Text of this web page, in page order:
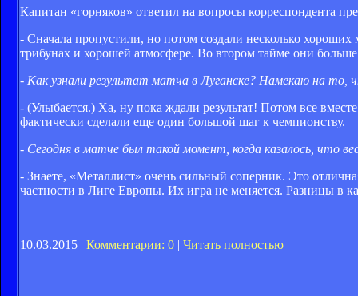
Капитан «горняков» ответил на вопросы корреспондента
- Сначала пропустили, но потом создали несколько
трибунах и хорошей атмосфере. Во втором тайме они
- Как узнали результат матча в Луганске? Намекаю на
- (Улыбается.) Ха, ну пока ждали результат! Потом все
фактически сделали еще один большой шаг к чемпионству.
- Сегодня в матче был такой момент, когда казалось, что
- Знаете, «Металлист» очень сильный соперник. Это
частности в Лиге Европы. Их игра не меняется. Разницы в
10.03.2015 | Комментарии: 0 | Читать полностью